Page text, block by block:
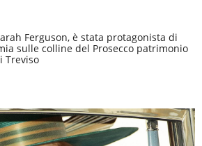
Ferguson, è stata protagonista di
sulle colline del Prosecco patrimonio
Treviso